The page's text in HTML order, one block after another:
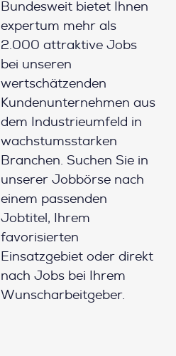
Bundesweit bietet Ihnen
expertum mehr als
2.000 attraktive Jobs
bei unseren
wertschätzenden
Kundenunternehmen aus
dem Industrieumfeld in
wachstumsstarken
Branchen. Suchen Sie in
unserer Jobbörse nach
einem passenden
Jobtitel, Ihrem
favorisierten
Einsatzgebiet oder direkt
nach Jobs bei Ihrem
Wunscharbeitgeber.